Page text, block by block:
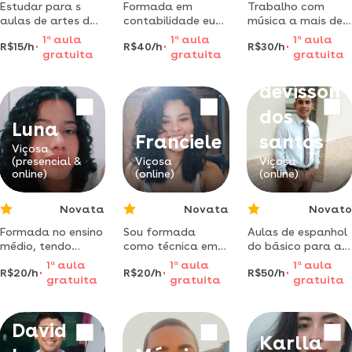
Estudar para s
aulas de artes do
ensino médio de
viçosa alagoas
R$15/h
1 a aula
gratuita
Formada em
contabilidade eu
penso em
compartilhar
conhecimentos e
R$40/h
1 a aula
gratuita
Trabalho com
música a mais de
especialidade
canto popular e
R$30/h
1 aaula
gratuita
Luna
Viçosa
(presencial &
online)
Novata
Formada no ensino
médio, tendo
cursado junto o
curso técnico em
informática,
matemática e
sempre buscando
aprender e
R$20/h
1 aaula
gratuita
Franciele
Viçosa
(online)
Novata
Sou formada
como técnica em
informática para
internet, pelo
instituto federal
campus viçosa,
atualmente curso
enfermagem na
R$20/h
1 a aula
gratuita
José
devisson
dos
santos
Viçosa
(online)
Novato
Aulas de espanhol
do básico para a
vida, seja o que
você aprende!
R$50/h
1 aaula
gratuita
David
Karlla